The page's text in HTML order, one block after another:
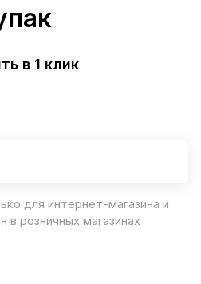
в 1 клик
для интернет-магазина и
розничных магазинах